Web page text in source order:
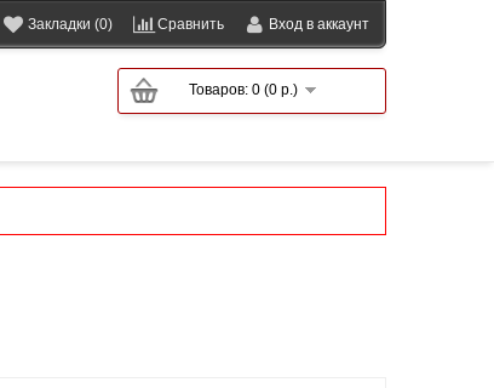
Закладки (0) Сравнить Вход в аккаунт
Товаров: 0 (0 р.)